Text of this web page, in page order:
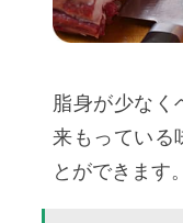
脂身が少なく
来もっている
とができます。